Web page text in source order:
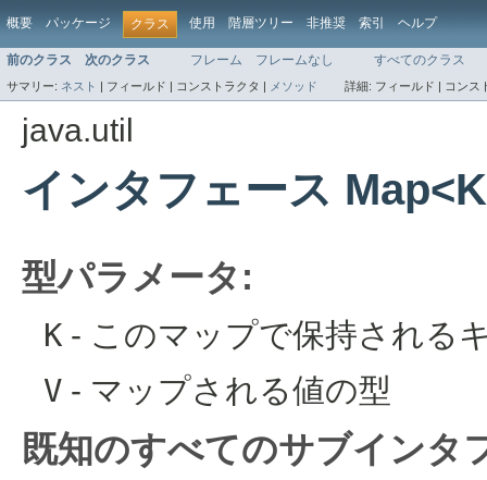
概要 パッケージ クラス 使用 階層ツリー 非推奨 索引 ヘルプ
前のクラス 次のクラス フレーム フレームなし すべてのクラス
サマリー: ネスト | フィールド | コンストラクタ | メソッド 詳細: フィールド | コンス
java.util
インタフェース
型パラメータ:
K - このマップで保持される
V - マップされる値の型
既知のすべてのサブインタ